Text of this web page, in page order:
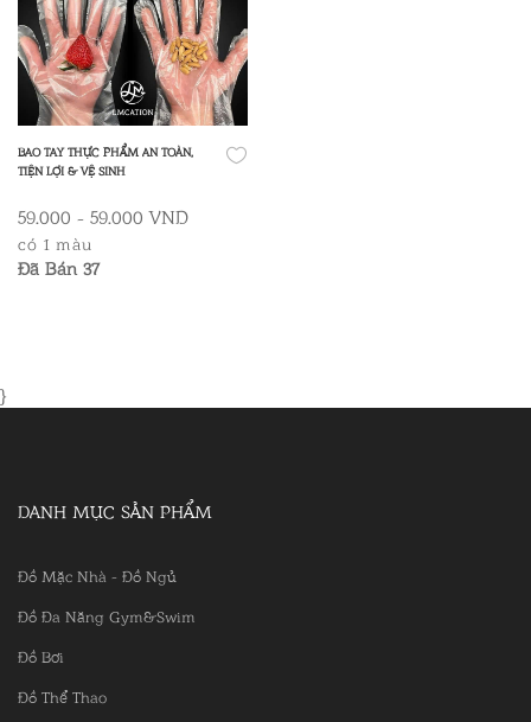
BAO TAY THỰC PHẨM AN TOÀN,
TIỆN LỢI & VỆ SINH
59.000 - 59.000 VND
có 1 màu
Đã Bán 37
}
DANH MỤC SẢN PHẨM
Đồ Mặc Nhà - Đồ Ngủ
Đồ Đa Năng Gym&Swim
Đồ Bơi
Đồ Thể Thao